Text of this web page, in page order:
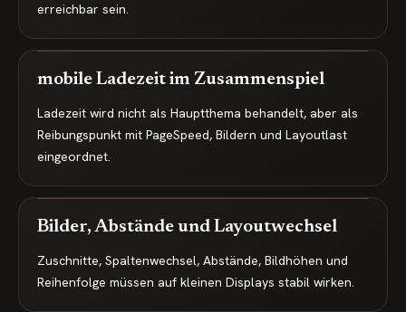
erreichbar sein.
mobile Ladezeit im Zusammenspiel
Ladezeit wird nicht als Hauptthema behandelt, aber als
Reibungspunkt mit PageSpeed, Bildern und Layoutlast
eingeordnet.
Bilder, Abstände und Layoutwechsel
Zuschnitte, Spaltenwechsel, Abstände, Bildhöhen und
Reihenfolge müssen auf kleinen Displays stabil wirken.